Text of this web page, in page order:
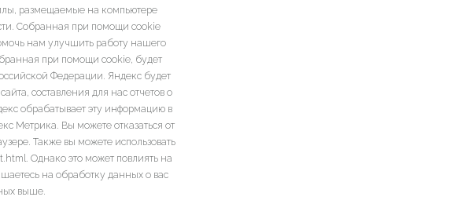
размещаемые на компьютере
Собранная при помощи cookie
нам улучшить работу нашего
при помощи cookie, будет
Федерации. Яндекс будет
составления для нас отчетов о
обрабатывает эту информацию в
Метрика. Вы можете отказаться от
Также вы можете использовать
Однако это может повлиять на
на обработку данных о вас
выше.